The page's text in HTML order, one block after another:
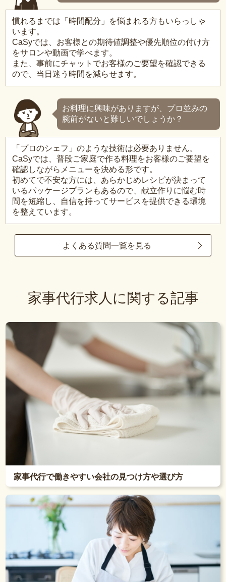
慣れるまでは「時間配分」を悩まれる方もいらっしゃ
います。
CaSyでは、お客様との期待値調整や優先順位の付け方
をサロンや動画で学べます。
また、事前にチャットでお客様のご要望を確認できる
ので、当日迷う時間を減らせます。
お料理に興味がありますが、プロ並みの
腕前がないと難しいでしょうか？
「プロのシェフ」のような技術は必要ありません。
CaSyでは、普段ご家庭で作る料理をお客様のご要望を
確認しながらメニューを決める形です。
初めてで不安な方には、あらかじめレシピが決まって
いるパッケージプランもあるので、献立作りに悩む時
間を短縮し、自信を持ってサービスを提供できる環境
を整えています。
よくある質問一覧を見る
家事代行求人に関する記事
家事代行で働きやすい会社の見つけ方や選び方